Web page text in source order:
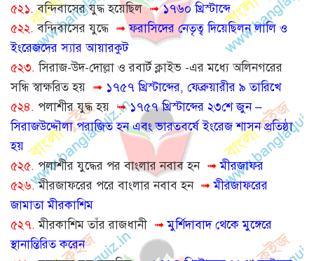
৫২১. বন্দিবাসের যুদ্ধ হয়েছিল➟১৭৬০ খ্রিস্টাব্দে
৫২২.বন্দিবাসের যুদ্ধে ➟ফরাসিদের নেতৃত্ব দিয়েছিলন লালি ও
ইংরেজদের স্যার আয়ারকুট
৫২৩. সিরাজ-উদ-দোল্লা ও রবার্ট ক্লাইভ -এর মধ্যে অলিনগরের
সন্ধি স্বাক্ষরিত হয় ➟ ১৭৫৭ খ্রিস্টাব্দের, ফেব্রুয়ারীর ৯ তারিখে
৫২৪. পলাশীর যুদ্ধ হয়➟১৭৫৭ খ্রিস্টাব্দের ২৩শে জুন –
সিরাজউদ্দৌলা পরাজিত হন এবং ভারতবর্ষে ইংরেজ শাসন প্রতিষ্ঠা
হয়
৫২৫. পলাশীর যুদ্ধের পর বাংলার নবাব হন ➟মীরজাফর
৫২৬.মীরজাফরের পরে বাংলার নবাব হন ➟মীরজাফরের
জামাতা মীরকাশিম
৫২৭. মীরকাশিম তাঁর রাজধানী ➟মুর্শিদাবাদ থেকে মুঙ্গেরে
স্থানান্তিরিত করেন